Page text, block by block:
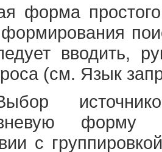
форма
вводить,
(см. Язык
форму
с